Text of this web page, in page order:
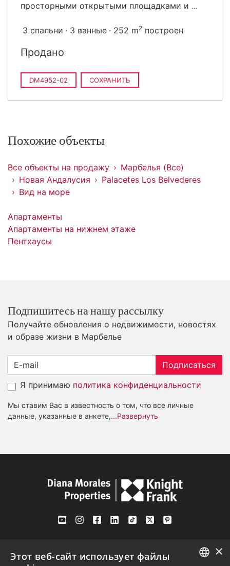
просторными открытыми площадками и ...
3 спальни 3 ванные 252 m2 построен
Продано
DM4952-02 СОХРАНИТЬ
Похожие объекты
Все объекты на продажу
Марбелья (Все)
Новая Андалусия
Palacetes Los Belvederes
Вид на море
Апартаменты
Апартаменты на нижнем этаже
Пентхаусы
Подпишитесь на нашу рассылку
Получайте обновления о недвижимости, новостях
и образе жизни в Марбелье
Подписаться
Я принимаю политика конфиденциальности
Мы ставим Вас в известность о том, что все личные
данные, указанные в анкете,...Развернуть
1st Floor, Office 3
29601 Marbella
×
Этот веб-сайт использует файлы